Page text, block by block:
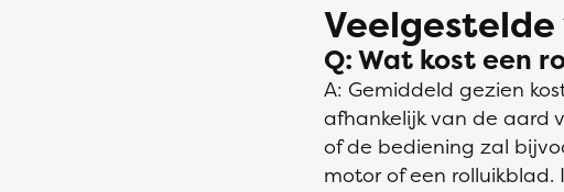
Q: Wat kost een
A: Gemiddeld gezien
afhankelijk van de aard
of de bediening zal
motor of een